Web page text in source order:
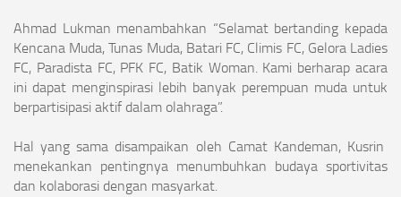
Ahmad Lukman menambahkan “Selamat bertanding kepada
Kencana Muda, Tunas Muda, Batari FC, Climis FC, Gelora Ladies
FC, Paradista FC, PFK FC, Batik Woman. Kami berharap acara
ini dapat menginspirasi lebih banyak perempuan muda untuk
berpartisipasi aktif dalam olahraga”.
Hal yang sama disampaikan oleh Camat Kandeman, Kusrin
menekankan pentingnya menumbuhkan budaya sportivitas
dan kolaborasi dengan masyarkat.